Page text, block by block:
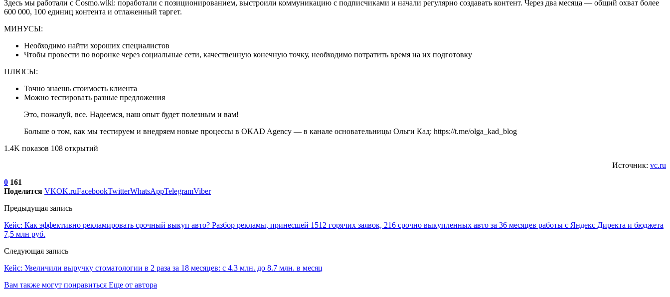
Здесь мы работали с Cosmo.wiki: поработали с позиционированием, выстроили коммуникацию с подписчиками и начали регулярно создавать контент. Через два месяца — общий охват более
600 000, 100 единиц контента и отлаженный таргет.
МИНУСЫ:
Необходимо найти хороших специалистов
Чтобы провести по воронке через социальные сети, качественную конечную точку, необходимо потратить время на их подготовку
ПЛЮСЫ:
Точно знаешь стоимость клиента
Можно тестировать разные предложения
Это, пожалуй, все. Надеемся, наш опыт будет полезным и вам!
Больше о том, как мы тестируем и внедряем новые процессы в OKAD Agency — в канале основательницы Ольги Кад: https://t.me/olga_kad_blog
1.4K показов 108 открытий
Источник: vc.ru
0 161
Поделится VKOK.ruFacebookTwitterWhatsAppTelegramViber
Предыдущая запись
Кейс: Как эффективно рекламировать срочный выкуп авто? Разбор рекламы, принесшей 1512 горячих заявок, 216 срочно выкупленных авто за 36 месяцев работы с Яндекс Директа и бюджета
7,5 млн руб.
Следующая запись
Кейс: Увеличили выручку стоматологии в 2 раза за 18 месяцев: с 4.3 млн. до 8.7 млн. в месяц
Вам также могут понравиться Еще от автора